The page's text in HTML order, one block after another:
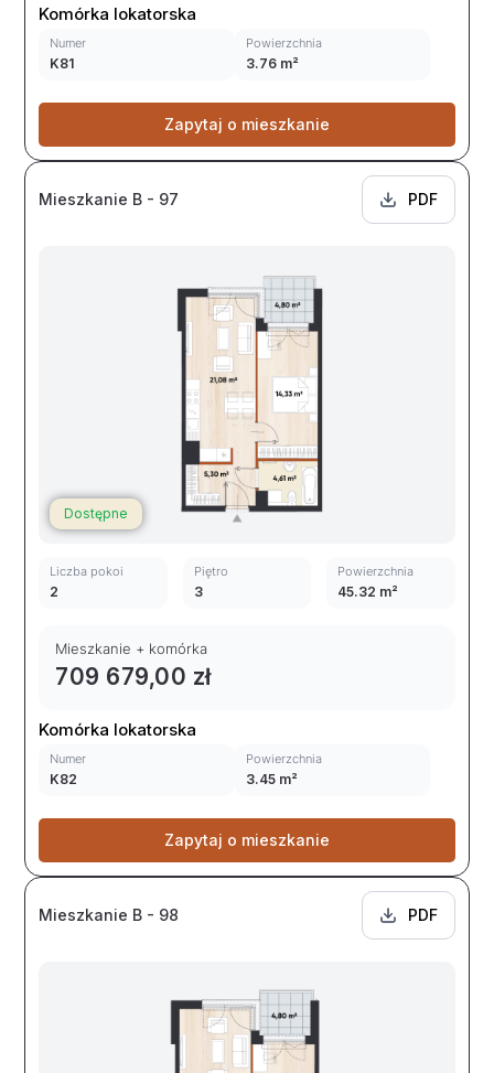
Komórka lokatorska
Numer
K81
Powierzchnia
3.76 m²
Zapytaj o mieszkanie
Mieszkanie B - 97 PDF
Dostępne
Liczba pokoi
2
Piętro
3
Powierzchnia
45.32 m²
Mieszkanie + komórka
709 679,00 zł
Komórka lokatorska
Numer
K82
Powierzchnia
3.45 m²
Zapytaj o mieszkanie
Mieszkanie B - 98 PDF